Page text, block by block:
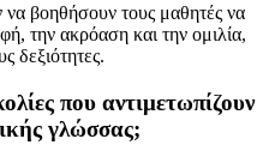
βοηθήσουν τους μαθητές να
την ακρόαση και την ομιλία,
δεξιότητες.
που αντιμετωπίζουν
γλώσσας;